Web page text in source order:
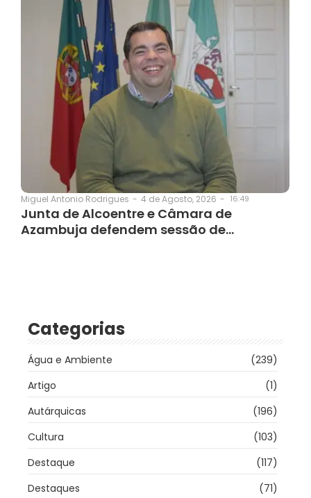
Miguel Antonio Rodrigues - 4 de Agosto, 2026 - 16:49
Junta de Alcoentre e Câmara de
Azambuja defendem sessão de…
Categorias
Água e Ambiente
(239)
Artigo
(1)
Autárquicas
(196)
Cultura
(103)
Destaque
(117)
Destaques
(71)